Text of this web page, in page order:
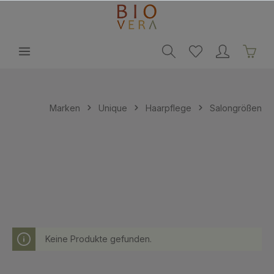
Marken Unique Haarpflege Salongrößen
Keine Produkte gefunden.